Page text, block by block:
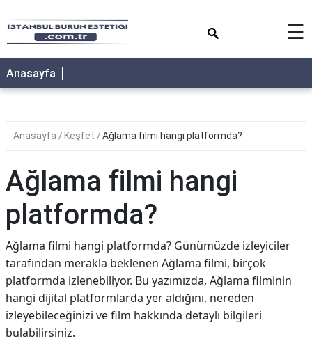
☰
Anasayfa
Anasayfa Keşfet Ağlama filmi hangi platformda?
Ağlama filmi hangi
platformda?
Ağlama filmi hangi platformda? Günümüzde izleyiciler
tarafından merakla beklenen Ağlama filmi, birçok
platformda izlenebiliyor. Bu yazımızda, Ağlama filminin
hangi dijital platformlarda yer aldığını, nereden
izleyebileceğinizi ve film hakkında detaylı bilgileri
bulabilirsiniz.